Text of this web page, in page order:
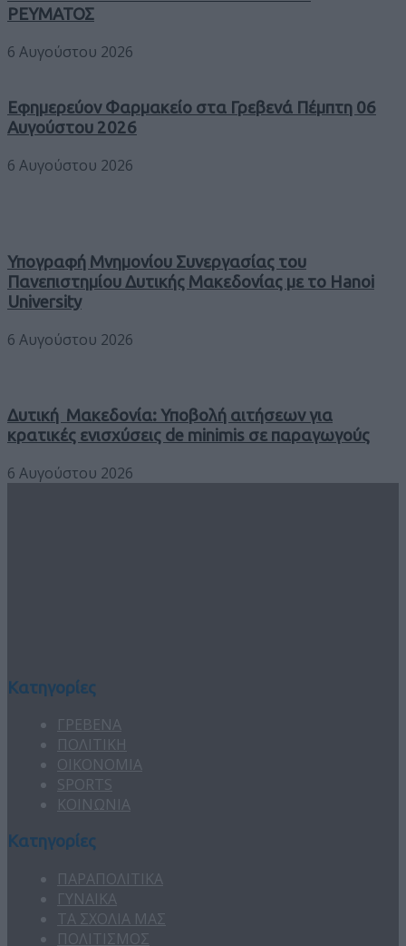
ΡΕΥΜΑΤΟΣ
6 Αυγούστου 2026
Εφημερεύον Φαρμακείο στα Γρεβενά Πέμπτη 06
Αυγούστου 2026
6 Αυγούστου 2026
Υπογραφή Μνημονίου Συνεργασίας του
Πανεπιστημίου Δυτικής Μακεδονίας με το Hanoi
University
6 Αυγούστου 2026
Δυτική Μακεδονία: Υποβολή αιτήσεων για
κρατικές ενισχύσεις de minimis σε παραγωγούς
6 Αυγούστου 2026
Κατηγορίες
ΓΡΕΒΕΝΑ
ΠΟΛΙΤΙΚΗ
ΟΙΚΟΝΟΜΙΑ
SPORTS
ΚΟΙΝΩΝΙΑ
Κατηγορίες
ΠΑΡΑΠΟΛΙΤΙΚΑ
ΓΥΝΑΙΚΑ
ΤΑ ΣΧΟΛΙΑ ΜΑΣ
ΠΟΛΙΤΙΣΜΟΣ